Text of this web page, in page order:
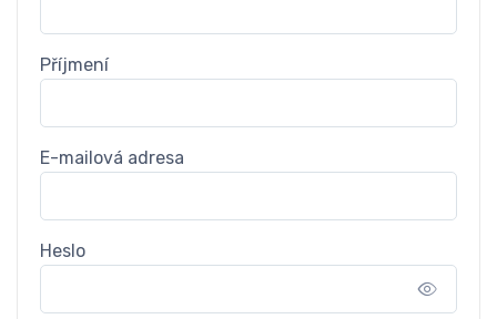
Příjmení
E-mailová adresa
Heslo